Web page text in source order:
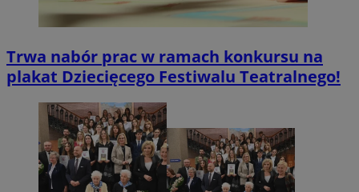
Trwa nabór prac w ramach konkursu na
plakat Dziecięcego Festiwalu Teatralnego!